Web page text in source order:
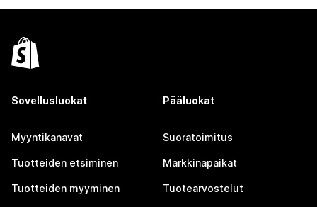
Sovellusluokat
Myyntikanavat
Tuotteiden etsiminen
Tuotteiden myyminen
Pääluokat
Suoratoimitus
Markkinapaikat
Tuotearvostelut